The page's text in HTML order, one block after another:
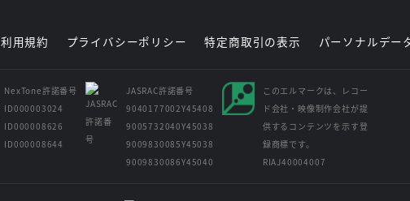
利用規約 プライバシーポリシー 特定商取引の表示 パーソナルデー
NexTone許諾番号
ID000003024
ID000008626
ID000008644
JASRAC許諾番号
9040177002Y45408
9005732040Y45038
9009830085Y45038
9009830086Y45040
このエルマークは、レコー
ド会社・映像制作会社が提
供するコンテンツを示す登
録商標です。
RIAJ40004007